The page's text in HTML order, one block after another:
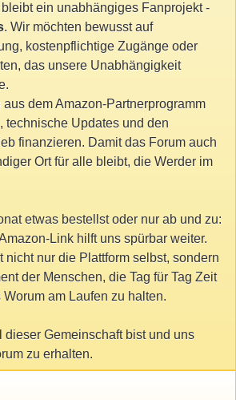
ein unabhängiges Fanprojekt -
. Wir möchten bewusst auf
kostenpflichtige Zugänge oder
das unsere Unabhängigkeit
dem Amazon-Partnerprogramm
technische Updates und den
finanzieren. Damit das Forum auch
Ort für alle bleibt, die Werder im
etwas bestellst oder nur ab und zu:
Link hilft uns spürbar weiter.
nicht nur die Plattform selbst, sondern
der Menschen, die Tag für Tag Zeit
am Laufen zu halten.
dieser Gemeinschaft bist und uns
zu erhalten.